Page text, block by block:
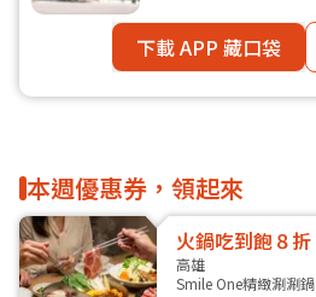
下載 APP 藏口袋
本週優惠券，領起來
火鍋吃到飽８折
高雄
Smile One精緻涮涮鍋